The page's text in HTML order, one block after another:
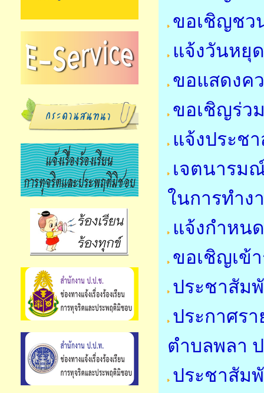
ขอเชิญชว
แจ้งวันหยุ
ขอแสดงค
ขอเชิญร่ว
แจ้งประช
เจตนารม
ในการทำง
แจ้งกำหน
ขอเชิญเข้
ประชาสัม
ประกาศร
ตำบลพลา
ประชาสัม